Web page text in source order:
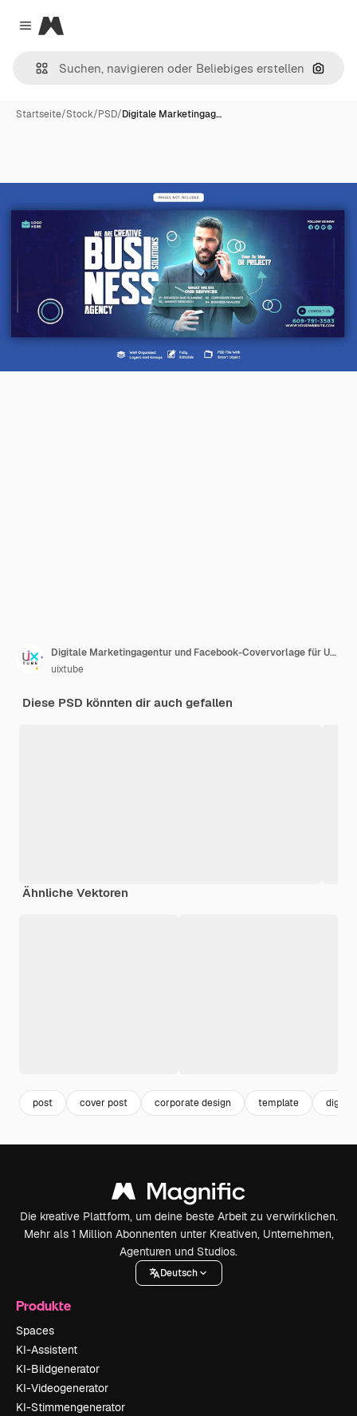
Close menu
Magnific
Nach
Startseite/Stock/PSD/Digitale Marketingag…
Digitale Marketingagentur und Facebook-Covervorlage für Unternehmen
uixtube
Diese PSD könnten dir auch gefallen
Ähnliche Vektoren
post cover post corporate design template digital
Die kreative Plattform, um deine beste Arbeit zu verwirklichen.
Mehr als 1 Million Abonnenten unter Kreativen, Unternehmen,
Agenturen und Studios.
Deutsch
Produkte
Spaces
KI-Assistent
KI-Bildgenerator
KI-Videogenerator
KI-Stimmengenerator